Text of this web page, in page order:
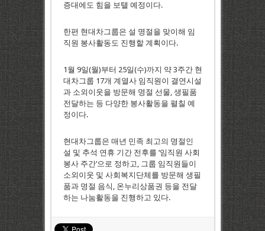
증대에도 힘을 보탤 예정이다.
한편 현대차그룹은 설 명절을 맞이해 임
직원 봉사활동도 진행할 계획이다.
1월 9일(월)부터 25일(수)까지 약 3주간 현
대차그룹 17개 계열사 임직원이 결연시설
과 소외이웃을 방문해 명절 선물, 생필품
전달하는 등 다양한 봉사활동을 펼칠 예
정이다.
현대차그룹은 매년 민족 최고의 명절인
설 및 추석 연휴 기간 전후를 ‘임직원 사회
봉사 주간’으로 정하고, 그룹 임직원들이
소외이웃 및 사회복지단체를 방문해 생필
품과 명절 음식, 온누리상품권 등을 전달
하는 나눔활동을 진행하고 있다.